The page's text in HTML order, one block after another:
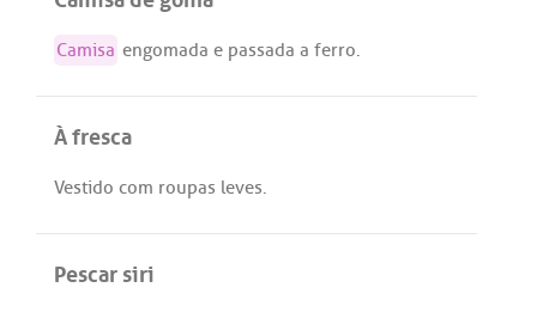
Camisa engomada e passada a ferro.
À fresca
Vestido com roupas leves.
Pescar siri